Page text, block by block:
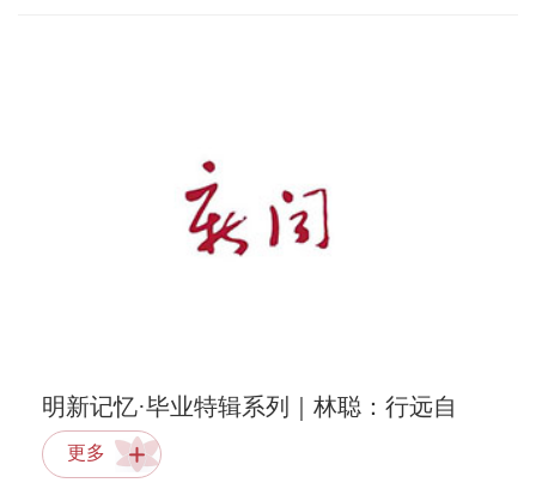
明新记忆·毕业特辑系列｜林聪：行远自
迩，笃行不怠
更多